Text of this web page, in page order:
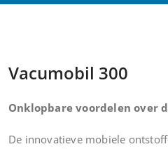
Vacumobil 300
Onklopbare voordelen over
De innovatieve mobiele